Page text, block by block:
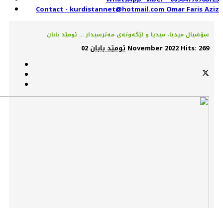
Contact - kurdistannet@hotmail.com Omar Faris Aziz
سۆشیال میدیا، میدیا و لێكەوتەی مەترسیدار ... ئومێد بابان
ئومێد بابان 02 November 2022 Hits: 269